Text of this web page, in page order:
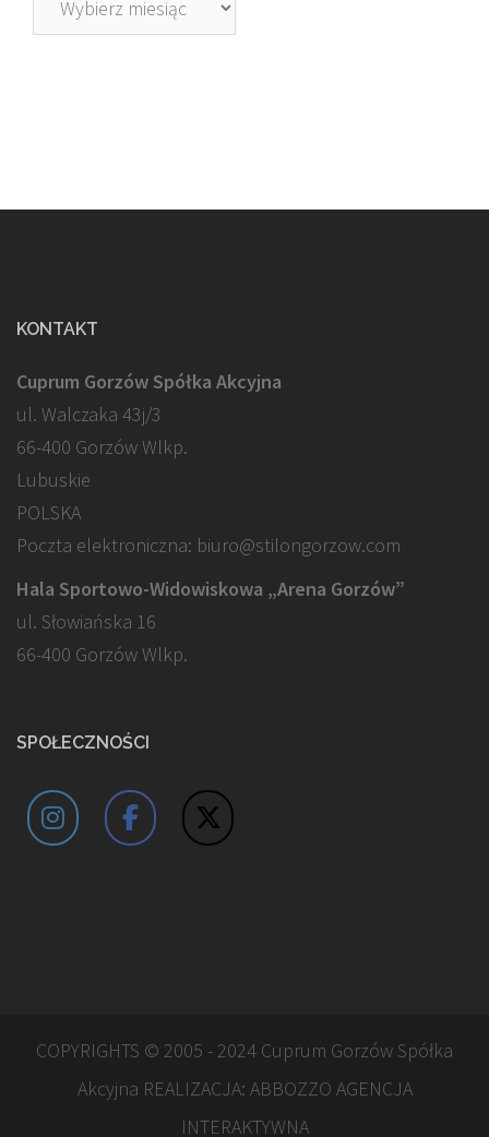
KONTAKT
Cuprum Gorzów Spółka Akcyjna
ul. Walczaka 43j/3
66-400 Gorzów Wlkp.
Lubuskie
POLSKA
Poczta elektroniczna: biuro@stilongorzow.com
Hala Sportowo-Widowiskowa „Arena Gorzów”
ul. Słowiańska 16
66-400 Gorzów Wlkp.
SPOŁECZNOŚCI
COPYRIGHTS © 2005 - 2024 Cuprum Gorzów Spółka
Akcyjna REALIZACJA: ABBOZZO AGENCJA
INTERAKTYWNA